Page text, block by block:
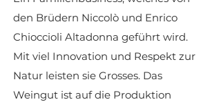
den Brüdern Niccolò und Enrico
Chioccioli Altadonna geführt wird.
Mit viel Innovation und Respekt zur
Natur leisten sie Grosses. Das
Weingut ist auf die Produktion